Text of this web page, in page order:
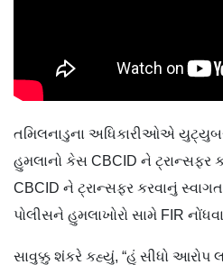
તમિલનાડુના અધિકારીઓએ
હુમલાનો કેસ CBCID ને ટ્રાન્સફર
CBCID ને ટ્રાન્સફર કરવાનું
પોલીસને હુમલાખોરો સામે FIR
સાવુક્કુ શંકરે કહ્યું, “હું સીધો આરોપ